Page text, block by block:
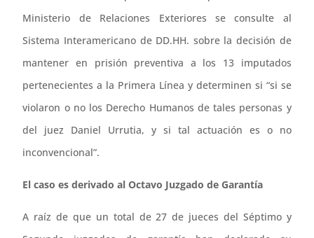
Ministerio de Relaciones Exteriores se consulte al
Sistema Interamericano de DD.HH. sobre la decisión de
mantener en prisión preventiva a los 13 imputados
pertenecientes a la Primera Línea y determinen si “si se
violaron o no los Derecho Humanos de tales personas y
del juez Daniel Urrutia, y si tal actuación es o no
inconvencional”.
El caso es derivado al Octavo Juzgado de Garantía
A raíz de que un total de 27 de jueces del Séptimo y